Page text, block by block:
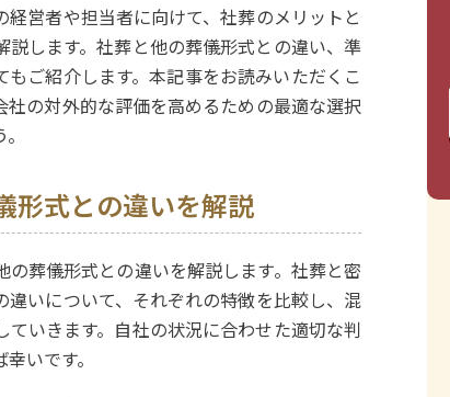
営者や担当者に向けて、社葬のメリットと
説します。社葬と他の葬儀形式との違い、準
ご紹介します。本記事をお読みいただくこ
社の対外的な評価を高めるための最適な選択
形式との違いを解説
の葬儀形式との違いを解説します。社葬と密
いについて、それぞれの特徴を比較し、混
ていきます。自社の状況に合わせた適切な判
いです。